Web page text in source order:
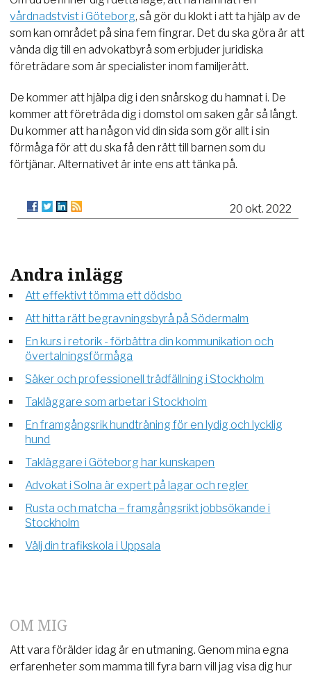
vårdnadstvist i Göteborg, så gör du klokt i att ta hjälp av de
som kan området på sina fem fingrar. Det du ska göra är att
vända dig till en advokatbyrå som erbjuder juridiska
företrädare som är specialister inom familjerätt.
De kommer att hjälpa dig i den snårskog du hamnat i. De
kommer att företräda dig i domstol om saken går så långt.
Du kommer att ha någon vid din sida som gör allt i sin
förmåga för att du ska få den rätt till barnen som du
förtjänar. Alternativet är inte ens att tänka på.
20 okt. 2022
Andra inlägg
Att effektivt tömma ett dödsbo
Att hitta rätt begravningsbyrå på Södermalm
En kurs i retorik - förbättra din kommunikation och
övertalningsförmåga
Säker och professionell trädfällning i Stockholm
Takläggare som arbetar i Stockholm
En framgångsrik hundträning för en lydig och lycklig
hund
Takläggare i Göteborg har kunskapen
Advokat i Solna är expert på lagar och regler
Rusta och matcha – framgångsrikt jobbsökande i
Stockholm
Välj din trafikskola i Uppsala
OM MIG
Att vara förälder idag är en utmaning. Genom mina egna
erfarenheter som mamma till fyra barn vill jag visa dig hur